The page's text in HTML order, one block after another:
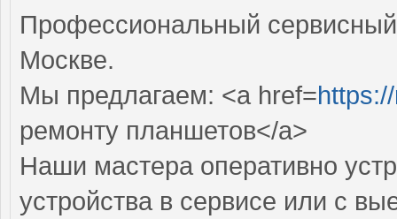
Профессиональный
Москве.
Мы предлагаем: <a href=
ремонту планшетов</a>
Наши мастера оперативно
устройства в сервисе или с